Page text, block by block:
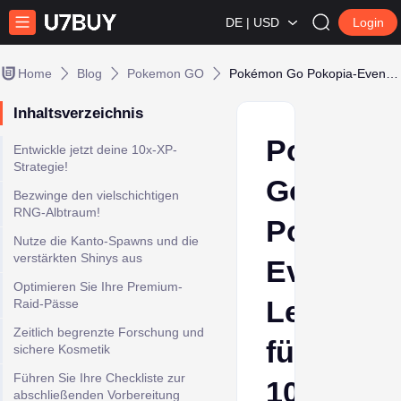
DE | USD Login
Home Blog Pokemon GO
Inhaltsverzeichnis
Entwickle jetzt deine 10x-XP-
Strategie!
Bezwinge den vielschichtigen
RNG-Albtraum!
Nutze die Kanto-Spawns und die
verstärkten Shinys aus
Optimieren Sie Ihre Premium-
Raid-Pässe
Zeitlich begrenzte Forschung und
sichere Kosmetik
Führen Sie Ihre Checkliste zur
abschließenden Vorbereitung
Go
Pokopia-
Event:
Leitfaden
für
10x